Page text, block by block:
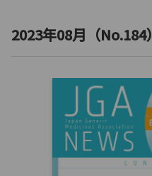
2023年08月（No.184）